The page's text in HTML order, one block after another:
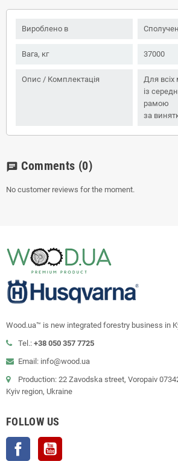
Вироблено в
Вага, кг 37000
Опис / Комплектація
Для всіх
із
рамою
за
chat Comments (0)
No customer reviews for the moment.
Wood.ua™ is new integrated forestry business in
Tel.: +38 050 357 7725
Email: info@wood.ua
Production: 22 Zavodska street, Voropaiv
Kyiv region, Ukraine
FOLLOW US
Facebook